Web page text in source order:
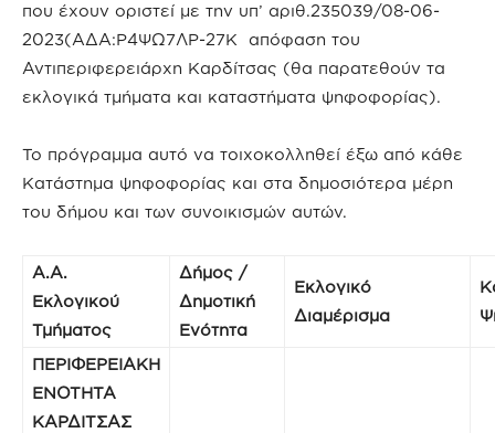
που έχουν οριστεί με την υπ’ αριθ.235039/08-06-
2023(ΑΔΑ:Ρ4ΨΩ7ΛΡ-27Κ απόφαση του
Αντιπεριφερειάρχη Καρδίτσας (θα παρατεθούν τα
εκλογικά τμήματα και καταστήματα ψηφοφορίας).
Το πρόγραμμα αυτό να τοιχοκολληθεί έξω από κάθε
Κατάστημα ψηφοφορίας και στα δημοσιότερα μέρη
του δήμου και των συνοικισμών αυτών.
Α.Α.
Εκλογικού
Τμήματος
Δήμος /
Δημοτική
Ενότητα
Εκλογικό
Διαμέρισμα
ΠΕΡΙΦΕΡΕΙΑΚΗ
ΕΝΟΤΗΤΑ
ΚΑΡΔΙΤΣΑΣ